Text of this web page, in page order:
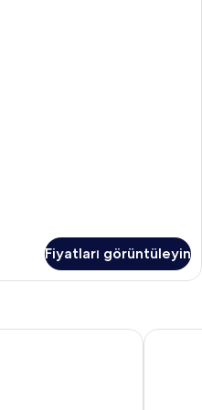
Fiyatları görüntüleyin
Sallés